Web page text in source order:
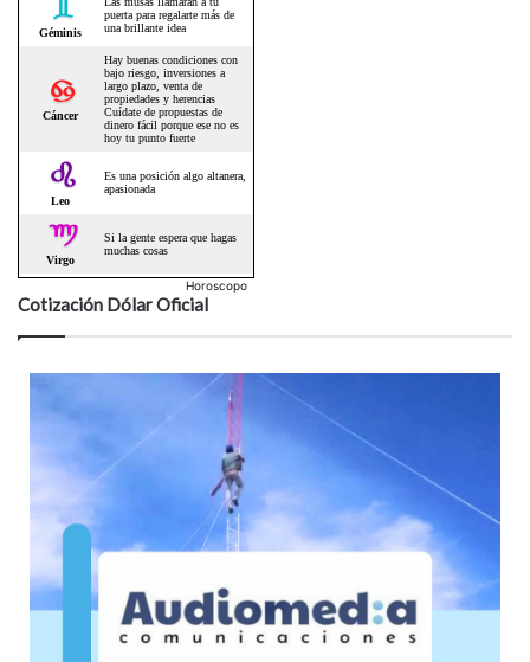
Horoscopo
Cotización Dólar Oficial